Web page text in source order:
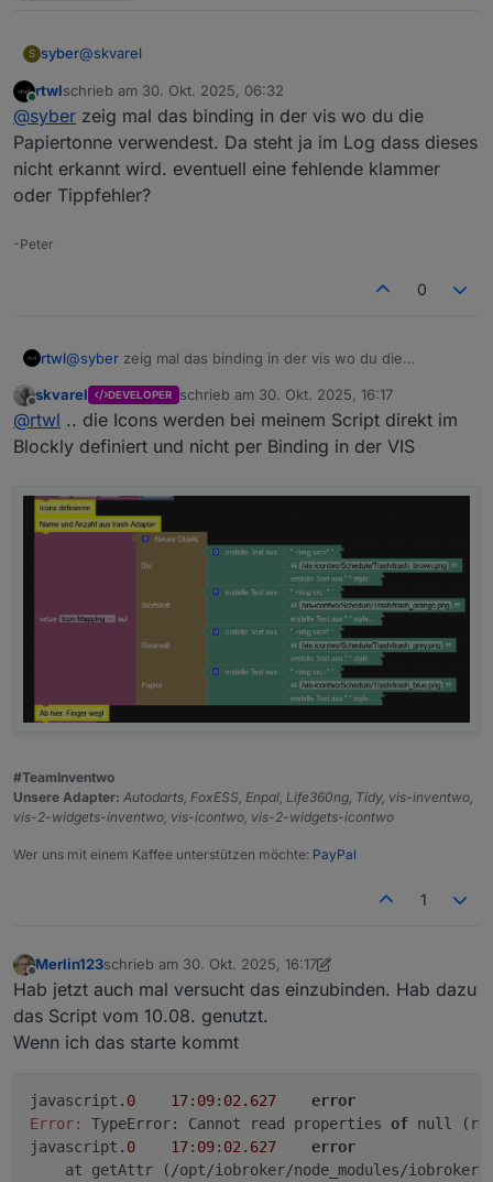
S syber@skvarel
Danke für das script und deine Arbeit
ich habe ein kleines Problem mit den icons, beim
Scriptstart sind alle da
nach einer Weile, sieht es dann so aus
Online
rtwlschrieb am 30. Okt. 2025, 06:32
zuletzt editiert von
@syber zeig mal das binding in der vis wo du die
Papiertonne verwendest. Da steht ja im Log dass dieses
nicht erkannt wird. eventuell eine fehlende klammer
oder Tippfehler?
-Peter
0
rtwl@syber zeig mal das binding in der vis wo du die
nicht erkannt wird. eventuell eine fehlende klammer oder
Tippfehler?
Offline
skvarel DEVELOPER schrieb am 30. Okt. 2025, 16:17
zuletzt editiert von
@rtwl .. die Icons werden bei meinem Script direkt im
Blockly definiert und nicht per Binding in der VIS
#TeamInventwo
Unsere Adapter: Autodarts, FoxESS, Enpal, Life360ng, Tidy, vis-inventwo,
vis-2-widgets-inventwo, vis-icontwo, vis-2-widgets-icontwo
Wer uns mit einem Kaffee unterstützen möchte: PayPal
1
Offline
Merlin123schrieb am 30. Okt. 2025, 16:17
zuletzt editiert von Merlin123
Hab jetzt auch mal versucht das einzubinden. Hab dazu
das Script vom 10.08. genutzt.
Wenn ich das starte kommt
javascript. 0 17: 09: 02.627
error
Error:
TypeError: Cannot read properties of null
javascript. 0 17: 09: 02.627
error
at getAttr (/opt/iobroker/node_modules/